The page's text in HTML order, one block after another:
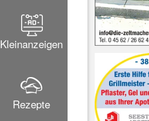
Kleinanzeigen
Rezepte